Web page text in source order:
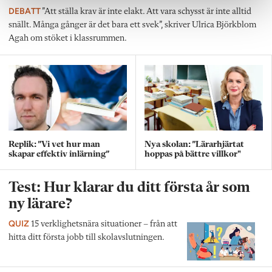
DEBATT”Att ställa krav är inte elakt. Att vara schysst är inte alltid
snällt. Många gånger är det bara ett svek”, skriver Ulrica Björkblom
Agah om stöket i klassrummen.
Replik: ”Vi vet hur man
skapar effektiv inlärning”
Nya skolan: ”Lärarhjärtat
hoppas på bättre villkor"
Test: Hur klarar du ditt första år som
ny lärare?
QUIZ 15 verklighetsnära situationer – från att
hitta ditt första jobb till skolavslutningen.